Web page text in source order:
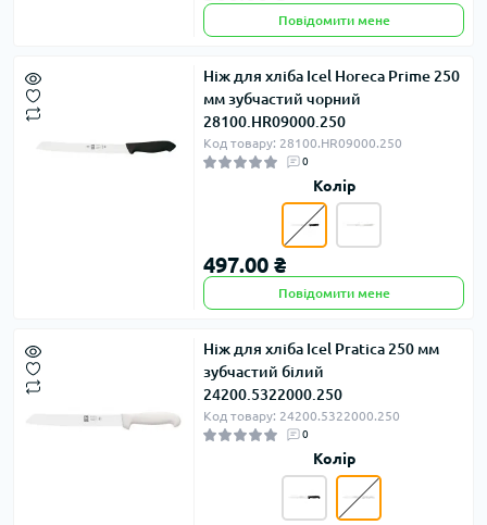
Повідомити мене
Ніж для хліба Icel Horeca Prime 250
мм зубчастий чорний
28100.HR09000.250
Код товару: 28100.HR09000.250
0
Колір
497.00 ₴
Повідомити мене
Ніж для хліба Icel Pratica 250 мм
зубчастий білий
24200.5322000.250
Код товару: 24200.5322000.250
0
Колір